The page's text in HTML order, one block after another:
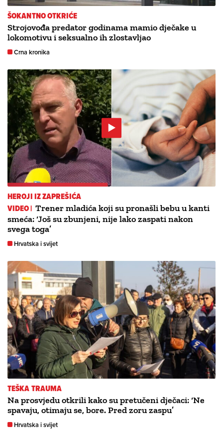
ŠOKANTNO OTKRIĆE
Strojovođa predator godinama mamio dječake u
lokomotivu i seksualno ih zlostavljao
Crna kronika
HEROJI IZ ZAPREŠIĆA
VIDEO | Trener mladića koji su pronašli bebu u kanti
smeća: ‘Još su zbunjeni, nije lako zaspati nakon
svega toga’
Hrvatska i svijet
TEŠKA TRAUMA
Na prosvjedu otkrili kako su pretučeni dječaci: ‘Ne
spavaju, otimaju se, bore. Pred zoru zaspu’
Hrvatska i svijet